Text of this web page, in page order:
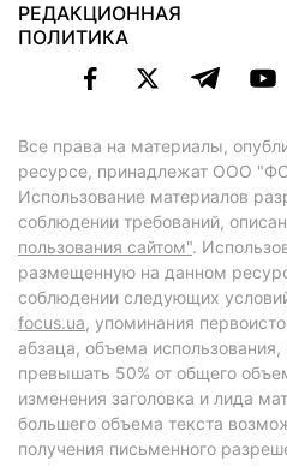
РЕДАКЦИОННАЯ
ПОЛИТИКА
Все права на материалы,
ресурсе, принадлежат ООО
Использование материалов
соблюдении требований,
пользования сайтом".
размещенную на данном
соблюдении следующих
focus.ua, упоминания
абзаца, объема
превышать 50% от общего
изменения заголовка и лида
большего объема текста
получения письменного